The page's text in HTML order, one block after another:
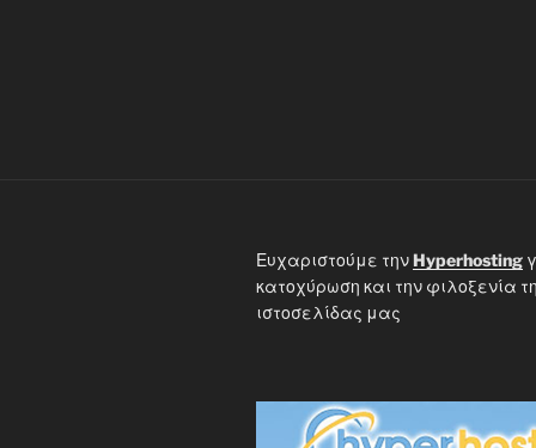
Ευχαριστούμε τηνHyperhosting
κατοχύρωση και την φιλοξενία
ιστοσελίδας μας